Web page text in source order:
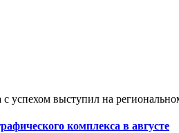
успехом выступил на
комплекса в августе